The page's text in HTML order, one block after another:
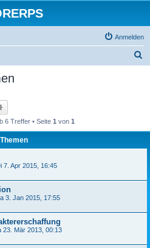
Anmelden
6 Treffer • Seite 1 von 1
Themen
7. Apr 2015, 16:45
3. Jan 2015, 17:55
23. Mär 2013, 00:13